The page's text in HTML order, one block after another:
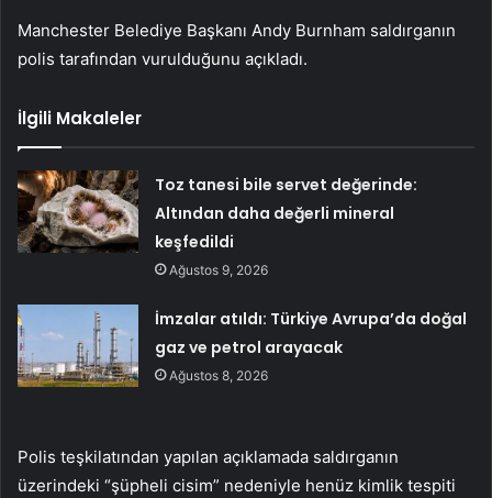
Manchester Belediye Başkanı Andy Burnham saldırganın
polis tarafından vurulduğunu açıkladı.
İlgili Makaleler
Toz tanesi bile servet değerinde:
Altından daha değerli mineral
keşfedildi
Ağustos 9, 2026
İmzalar atıldı: Türkiye Avrupa’da doğal
gaz ve petrol arayacak
Ağustos 8, 2026
Polis teşkilatından yapılan açıklamada saldırganın
üzerindeki “şüpheli cisim” nedeniyle henüz kimlik tespiti